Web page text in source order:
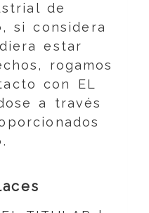
de
si considera
estar
rogamos
con EL
a través